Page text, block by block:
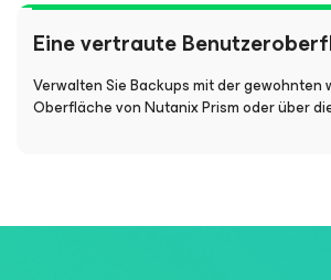
Eine vertraute
Verwalten Sie Backups mit der gewohnten
Oberfläche von Nutanix Prism oder über